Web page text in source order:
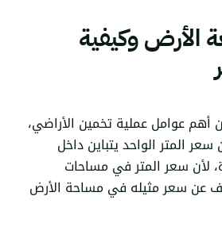
وكيفية
عوامل عملية تخمين الأراضي،
المتر الواحد يتباين داخل
لأن سعر المتر في مساحات
عن سعر مثيله في مساحة الأرض